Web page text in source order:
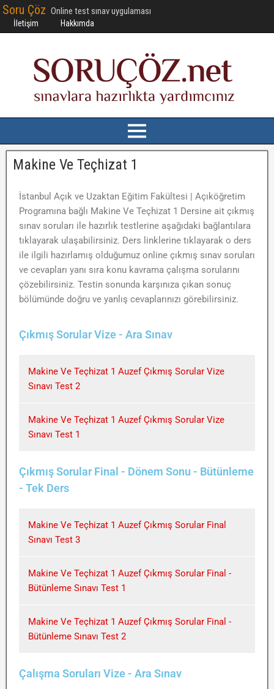
Soru Çöz Online test sınav uygulaması
İletişim Hakkımda
Makine Ve Teçhizat 1
İstanbul Açık ve Uzaktan Eğitim Fakültesi | Açıköğretim
Programına bağlı Makine Ve Teçhizat 1 Dersine ait çıkmış
sınav soruları ile hazırlık testlerine aşağıdaki bağlantılara
tıklayarak ulaşabilirsiniz. Ders linklerine tıklayarak o ders
ile ilgili hazırlamış olduğumuz online çıkmış sınav soruları
ve cevapları yanı sıra konu kavrama çalışma sorularını
çözebilirsiniz. Testin sonunda karşınıza çıkan sonuç
bölümünde doğru ve yanlış cevaplarınızı görebilirsiniz.
Çıkmış Sorular Vize - Ara Sınav
Makine Ve Teçhizat 1 Auzef Çıkmış Sorular Vize
Sınavı Test 2
Makine Ve Teçhizat 1 Auzef Çıkmış Sorular Vize
Sınavı Test 1
Çıkmış Sorular Final - Dönem Sonu - Bütünleme
- Tek Ders
Makine Ve Teçhizat 1 Auzef Çıkmış Sorular Final
Sınavı Test 3
Makine Ve Teçhizat 1 Auzef Çıkmış Sorular Final -
Bütünleme Sınavı Test 1
Makine Ve Teçhizat 1 Auzef Çıkmış Sorular Final -
Bütünleme Sınavı Test 2
Çalışma Soruları Vize - Ara Sınav